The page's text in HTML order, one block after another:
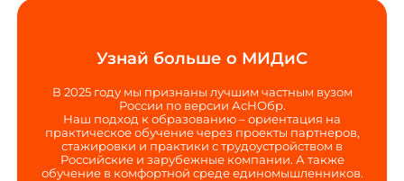
Узнай больше о МИДиС
В 2025 году мы признаны лучшим частным вузом
России по версии АсНОбр.
Наш подход к образованию – ориентация на
практическое обучение через проекты партнеров,
стажировки и практики с трудоустройством в
Российские и зарубежные компании. А также
обучение в комфортной среде единомышленников.